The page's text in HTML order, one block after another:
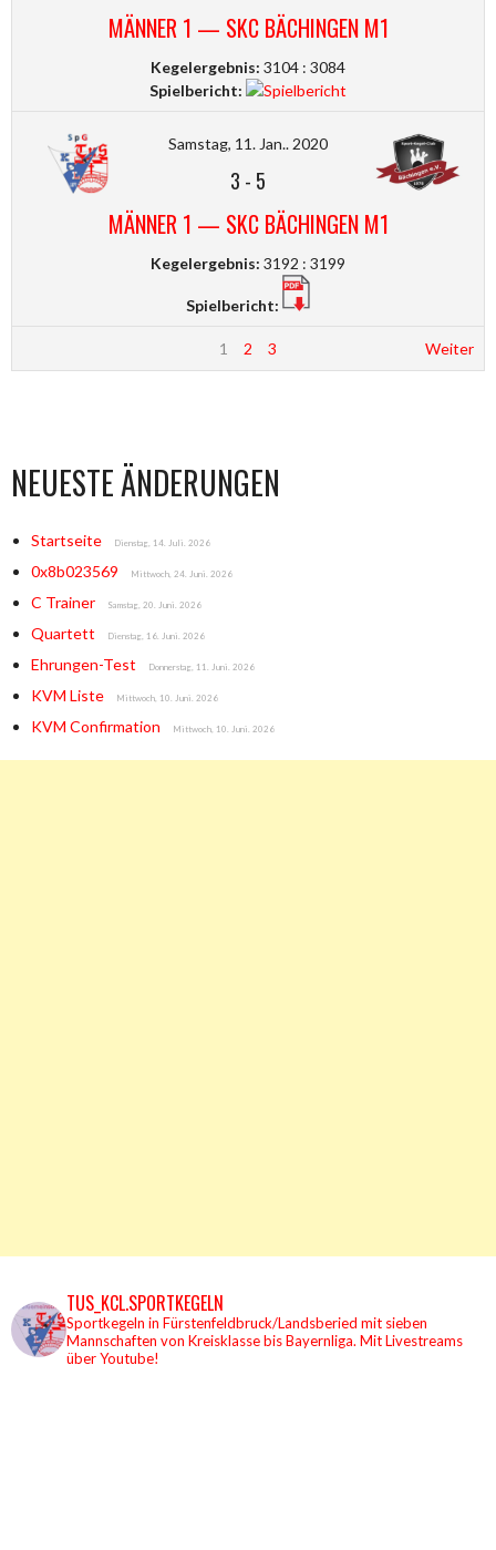
MÄNNER 1 — SKC BÄCHINGEN M1
Kegelergebnis: 3104 : 3084
Spielbericht:
Samstag, 11. Jan.. 2020
3 - 5
MÄNNER 1 — SKC BÄCHINGEN M1
Kegelergebnis: 3192 : 3199
Spielbericht:
1 2 3 Weiter
NEUESTE ÄNDERUNGEN
Startseite Dienstag, 14. Juli. 2026
0x8b023569 Mittwoch, 24. Juni. 2026
C Trainer Samstag, 20. Juni. 2026
Quartett Dienstag, 16. Juni. 2026
Ehrungen-Test Donnerstag, 11. Juni. 2026
KVM Liste Mittwoch, 10. Juni. 2026
KVM Confirmation Mittwoch, 10. Juni. 2026
TUS_KCL.SPORTKEGELN
Sportkegeln in Fürstenfeldbruck/Landsberied mit sieben
Mannschaften von Kreisklasse bis Bayernliga. Mit Livestreams
über Youtube!